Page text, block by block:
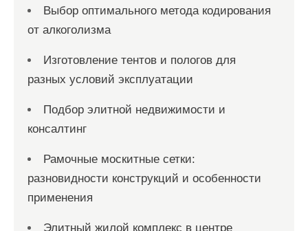
Выбор оптимального метода кодирования
от алкоголизма
Изготовление тентов и пологов для
разных условий эксплуатации
Подбор элитной недвижимости и
консалтинг
Рамочные москитные сетки:
разновидности конструкций и особенности
применения
Элитный жилой комплекс в центре